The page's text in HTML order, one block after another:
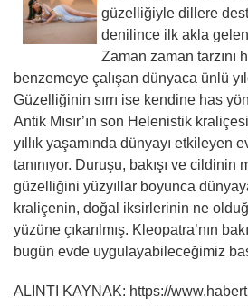
güzelliğiyle dillere
denilince ilk akla
Zaman zaman tarzını
benzemeye çalışan dünyaca ünlü
Güzelliğinin sırrı ise kendine has
Antik Mısır’ın son Helenistik
yıllık yaşamında dünyayı etkileyen
tanınıyor. Duruşu, bakışı ve cildinin
güzelliğini yüzyıllar boyunca
kraliçenin, doğal iksirlerinin ne
yüzüne çıkarılmış. Kleopatra’nın
bugün evde uygulayabileceğimiz
ALINTI KAYNAK: https://